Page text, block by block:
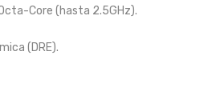
Core (hasta 2.5GHz).
(DRE).